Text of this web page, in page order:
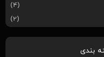
(4)
(2)
بندی